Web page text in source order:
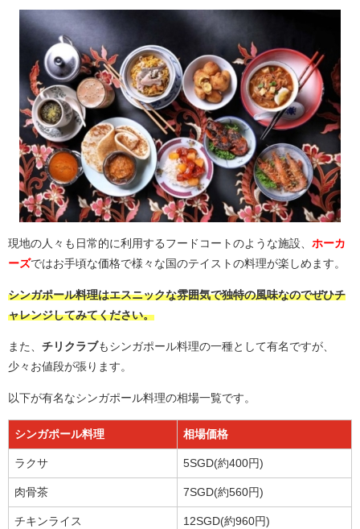
現地の人々も日常的に利用するフードコートのような施設、 ホーカ
ーズではお手頃な価格で様々な国のテイストの料理が楽しめます。
シンガポール料理はエスニックな雰囲気で独特の風味なのでぜひチ
ャレンジしてみてください。
また、 チリクラブもシンガポール料理の一種として有名ですが、
少々お値段が張ります。
以下が有名なシンガポール料理の相場一覧です。
シンガポール料理 相場価格
ラクサ 5SGD(約400円)
肉骨茶 7SGD(約560円)
チキンライス 12SGD(約960円)